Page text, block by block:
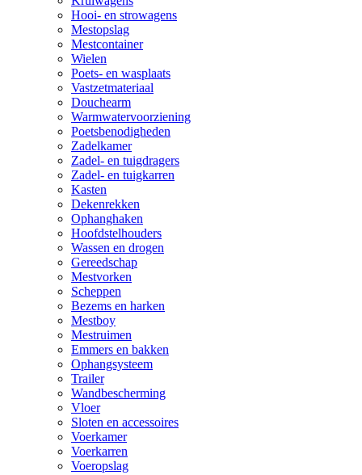
Hooi- en strowagens
Mestopslag
Mestcontainer
Wielen
Poets- en wasplaats
Vastzetmateriaal
Douchearm
Warmwatervoorziening
Poetsbenodigheden
Zadelkamer
Zadel- en tuigdragers
Zadel- en tuigkarren
Kasten
Dekenrekken
Ophanghaken
Hoofdstelhouders
Wassen en drogen
Gereedschap
Mestvorken
Scheppen
Bezems en harken
Mestboy
Mestruimen
Emmers en bakken
Ophangsysteem
Trailer
Wandbescherming
Vloer
Sloten en accessoires
Voerkamer
Voerkarren
Voeropslag